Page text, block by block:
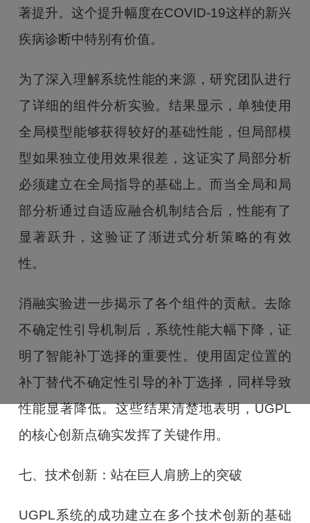
著提升。这个提升幅度在COVID-19这样的新兴
疾病诊断中特别有价值。
为了深入理解系统性能的来源，研究团队进行
了详细的组件分析实验。结果显示，单独使用
全局模型能够获得较好的基础性能，但局部模
型如果独立使用效果很差，这证实了局部分析
必须建立在全局指导的基础上。而当全局和局
部分析通过自适应融合机制结合后，性能有了
显著跃升，这验证了渐进式分析策略的有效
性。
消融实验进一步揭示了各个组件的贡献。去除
不确定性引导机制后，系统性能大幅下降，证
明了智能补丁选择的重要性。使用固定位置的
补丁替代不确定性引导的补丁选择，同样导致
性能显著降低。这些结果清楚地表明，UGPL
的核心创新点确实发挥了关键作用。
七、技术创新：站在巨人肩膀上的突破
UGPL系统的成功建立在多个技术创新的基础